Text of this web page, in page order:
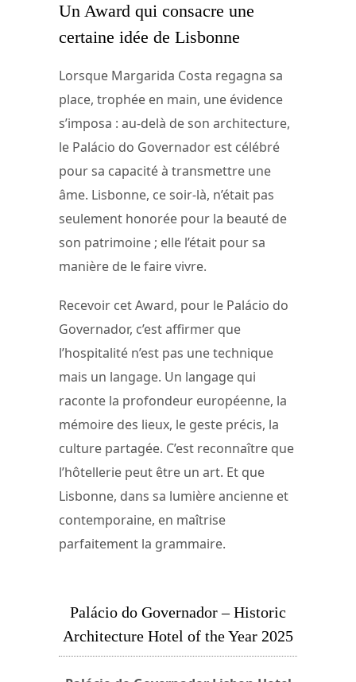
Un Award qui consacre une
certaine idée de Lisbonne
Lorsque Margarida Costa regagna sa
place, trophée en main, une évidence
s’imposa : au-delà de son architecture,
le Palácio do Governador est célébré
pour sa capacité à transmettre une
âme. Lisbonne, ce soir-là, n’était pas
seulement honorée pour la beauté de
son patrimoine ; elle l’était pour sa
manière de le faire vivre.
Recevoir cet Award, pour le Palácio do
Governador, c’est affirmer que
l’hospitalité n’est pas une technique
mais un langage. Un langage qui
raconte la profondeur européenne, la
mémoire des lieux, le geste précis, la
culture partagée. C’est reconnaître que
l’hôtellerie peut être un art. Et que
Lisbonne, dans sa lumière ancienne et
contemporaine, en maîtrise
parfaitement la grammaire.
Palácio do Governador – Historic
Architecture Hotel of the Year 2025